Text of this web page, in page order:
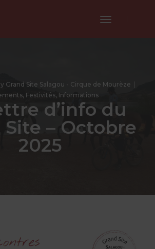
Toggle
Grand Site Salagou - Cirque de Mourèze
, Festivités, Informations
d’info du
Site – Octobre
2025